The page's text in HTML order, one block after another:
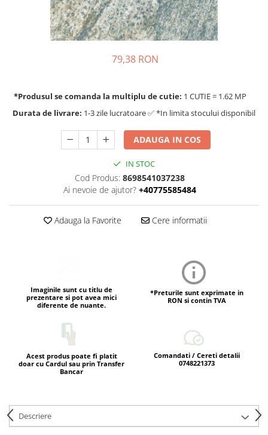
79,38 RON
*Produsul se comanda la multiplu de cutie: 1 CUTIE = 1.62 MP
Durata de livrare: 1-3 zile lucratoare ✅ *In limita stocului disponibil
ADAUGA IN COS
IN STOC
Cod Produs: 8698541037238
Ai nevoie de ajutor? +40775585484
Adauga la Favorite Cere informatii
Imaginile sunt cu titlu de
prezentare si pot avea mici
diferente de nuante.
*Preturile sunt exprimate in
RON si contin TVA
Acest produs poate fi platit
doar cu Cardul sau prin Transfer
Bancar
Comandati / Cereti detalii
0748221373
Descriere